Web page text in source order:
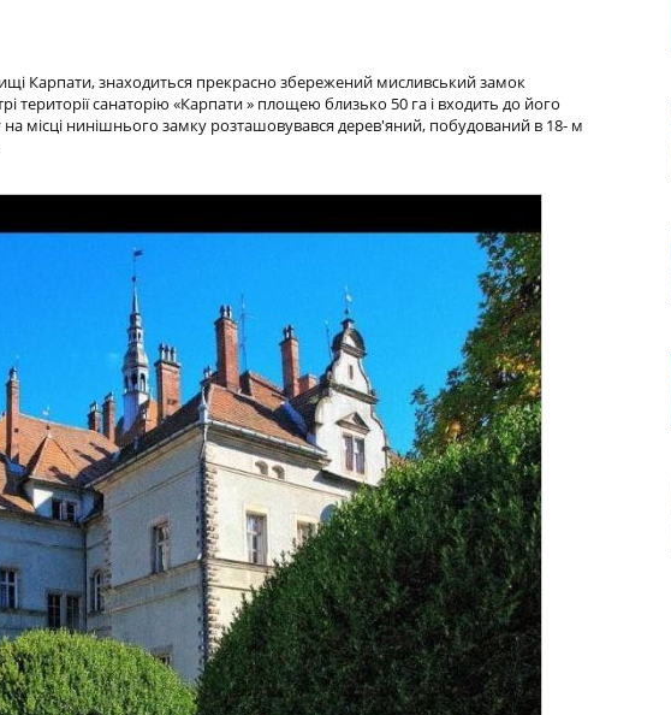
Карпати, знаходиться прекрасно збережений мисливський замок
санаторію «Карпати » площею близько 50 га і входить до його
місці нинішнього замку розташовувався дерев'яний, побудований в 18- м